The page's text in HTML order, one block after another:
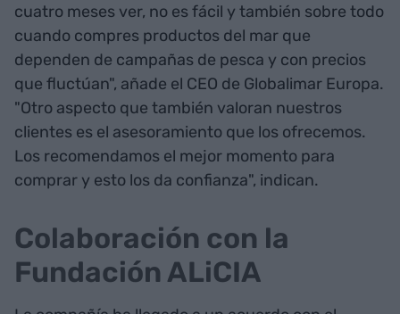
cuatro meses ver, no es fácil y también sobre todo
cuando compres productos del mar que
dependen de campañas de pesca y con precios
que fluctúan", añade el CEO de Globalimar Europa.
"Otro aspecto que también valoran nuestros
clientes es el asesoramiento que los ofrecemos.
Los recomendamos el mejor momento para
comprar y esto los da confianza", indican.
Colaboración con la
Fundación ALiCIA